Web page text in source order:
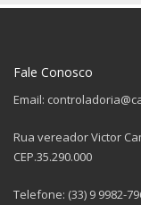
Fale Conosco
Email:
Rua vereador Victor
CEP.35.290.000
Telefone: (33) 9 9982-